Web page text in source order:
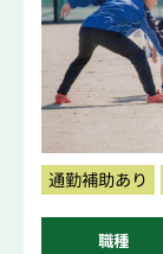
通勤補助あり
職種